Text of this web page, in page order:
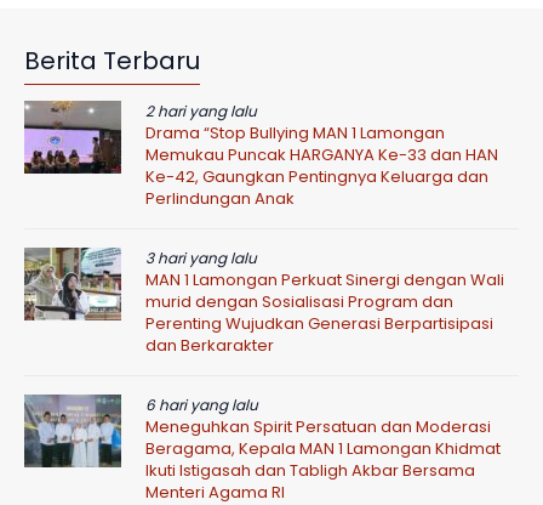
Berita Terbaru
2 hari yang lalu
Drama “Stop Bullying MAN 1 Lamongan
Memukau Puncak HARGANYA Ke-33 dan HAN
Ke-42, Gaungkan Pentingnya Keluarga dan
Perlindungan Anak
3 hari yang lalu
MAN 1 Lamongan Perkuat Sinergi dengan Wali
murid dengan Sosialisasi Program dan
Perenting Wujudkan Generasi Berpartisipasi
dan Berkarakter
6 hari yang lalu
Meneguhkan Spirit Persatuan dan Moderasi
Beragama, Kepala MAN 1 Lamongan Khidmat
Ikuti Istigasah dan Tabligh Akbar Bersama
Menteri Agama RI